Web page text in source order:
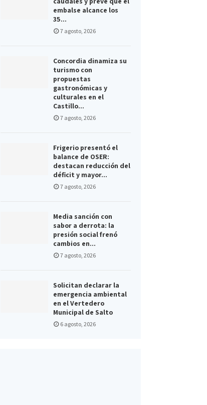
embalse alcance los
35...
7 agosto, 2026
Concordia dinamiza su
turismo con
propuestas
gastronómicas y
culturales en el
Castillo...
7 agosto, 2026
Frigerio presentó el
balance de OSER:
destacan reducción del
déficit y mayor...
7 agosto, 2026
Media sanción con
sabor a derrota: la
presión social frenó
cambios en...
7 agosto, 2026
Solicitan declarar la
emergencia ambiental
en el Vertedero
Municipal de Salto
6 agosto, 2026